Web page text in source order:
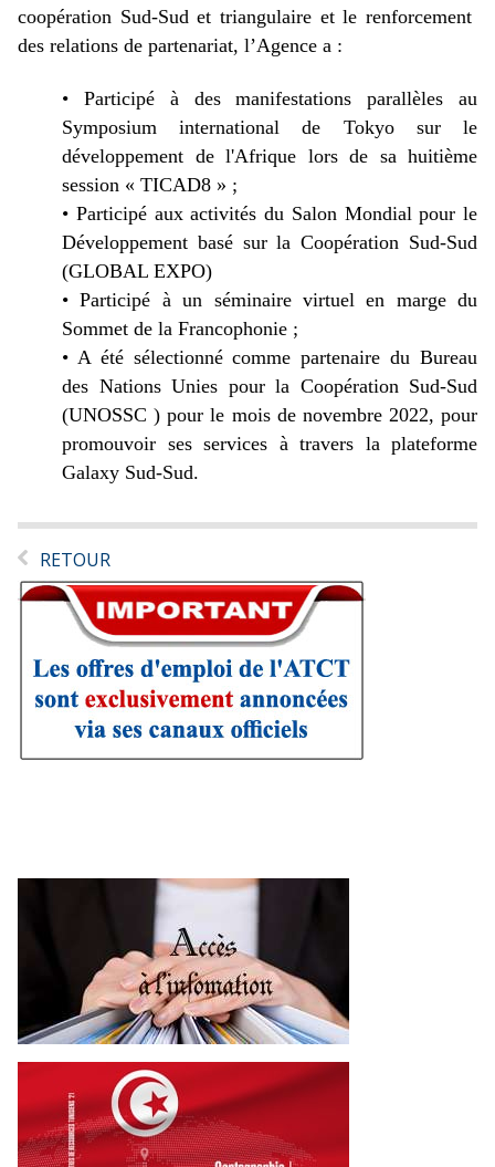
coopération Sud-Sud et triangulaire et le renforcement
des relations de partenariat, l’Agence a :
•
Participé à des manifestations parallèles au
Symposium international de Tokyo sur le
développement de l'Afrique lors de sa huitième
session « TICAD8 » ;
• Participé aux activités du Salon Mondial pour le
Développement basé sur la Coopération Sud-Sud
(GLOBAL EXPO)
• Participé à un séminaire virtuel en marge du
Sommet de la Francophonie ;
• A été sélectionné comme partenaire du Bureau
des Nations Unies pour la Coopération Sud-Sud
(UNOSSC ) pour le mois de novembre 2022, pour
promouvoir ses services à travers la plateforme
Galaxy Sud-Sud.
RETOUR